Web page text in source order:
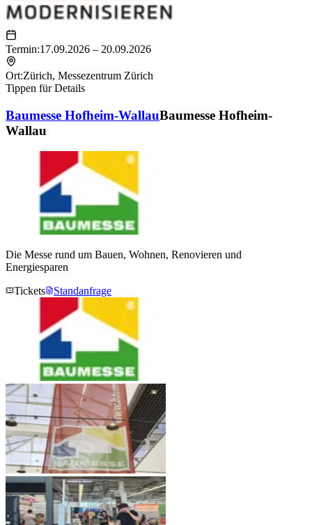
Termin:17.09.2026 – 20.09.2026
Ort:Zürich, Messezentrum Zürich
Tippen für Details
Baumesse Hofheim-WallauBaumesse Hofheim-
Wallau
Die Messe rund um Bauen, Wohnen, Renovieren und
Energiesparen
Tickets
Standanfrage